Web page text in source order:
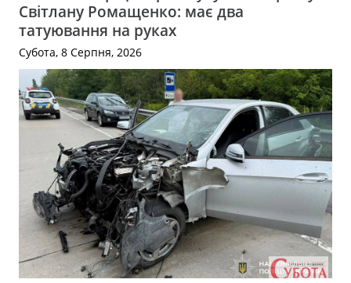
Світлану Ромащенко: має два
татуювання на руках
Субота, 8 Серпня, 2026